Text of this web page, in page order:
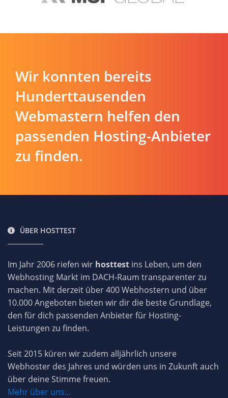
Wir konnten bereits
Hunderttausenden
Webmastern helfen den
passenden Hosting-Anbieter
zu finden.
ÜBER HOSTTEST
Im Jahr 2006 riefen wir hosttest ins Leben, um den
Webhosting Markt im DACH-Raum transparenter zu
machen. Mit derzeit über 400 Webhostern und über
10.000 Angeboten bieten wir dir die beste Grundlage,
den für dich passenden Anbieter für Hosting-
Leistungen zu finden.
Seit 2015 küren wir zudem alljährlich unsere
Webhoster des Jahres und würden uns in Zukunft auch
über deine Stimme freuen.
Mehr über uns...